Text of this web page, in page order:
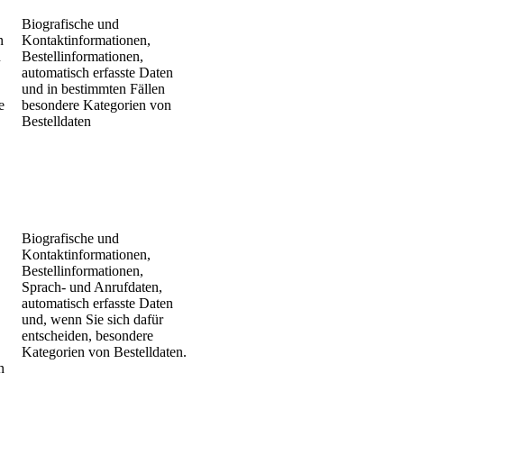
Biografische und
Kontaktinformationen,
Bestellinformationen,
automatisch erfasste Daten
und in bestimmten Fällen
besondere Kategorien von
Bestelldaten
Biografische und
Kontaktinformationen,
Bestellinformationen,
Sprach- und Anrufdaten,
automatisch erfasste Daten
und, wenn Sie sich dafür
entscheiden, besondere
Kategorien von Bestelldaten.